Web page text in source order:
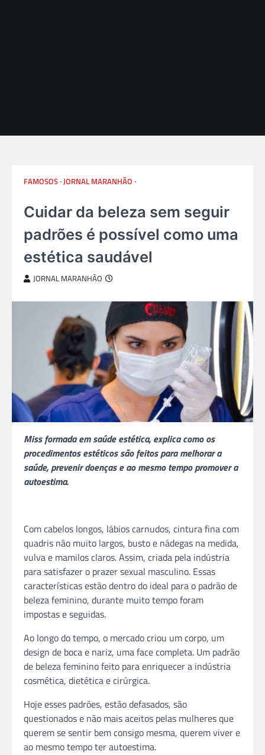
FAMOSOS JORNAL MARANHÃO
Cuidar da beleza sem seguir
padrões é possível como uma
estética saudável
JORNAL MARANHÃO
Miss formada em saúde estética, explica como os
procedimentos estéticos são feitos para melhorar a
saúde, prevenir doenças e ao mesmo tempo promover a
autoestima.
Com cabelos longos, lábios carnudos, cintura fina com
quadris não muito largos, busto e nádegas na medida,
vulva e mamilos claros. Assim, criada pela indústria
para satisfazer o prazer sexual masculino. Essas
características estão dentro do ideal para o padrão de
beleza feminino, durante muito tempo foram
impostas e seguidas.
Ao longo do tempo, o mercado criou um corpo, um
design de boca e nariz, uma face completa. Um padrão
de beleza feminino feito para enriquecer a indústria
cosmética, dietética e cirúrgica.
Hoje esses padrões, estão defasados, são
questionados e não mais aceitos pelas mulheres que
querem se sentir bem consigo mesma, querem viver e
ao mesmo tempo ter autoestima.